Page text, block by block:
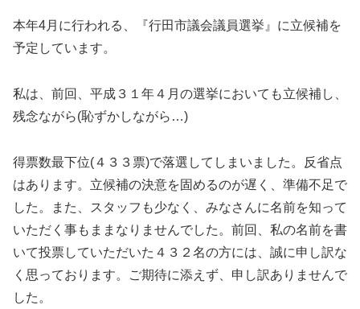
本年4月に行われる、『行田市議会議員選挙』に立候補を
予定しています。
私は、前回、平成３１年４月の選挙においても立候補し、
残念ながら(恥ずかしながら…)
得票数最下位(４３３票)で落選してしまいました。反省点
はあります。立候補の決意を固めるのが遅く、準備不足で
した。また、スタッフも少なく、みなさんに名前を知って
いただく事もままなりませんでした。前回、私の名前を書
いて投票していただいた４３２名の方には、誠に申し訳な
く思っております。ご期待に添えず、申し訳ありませんで
した。